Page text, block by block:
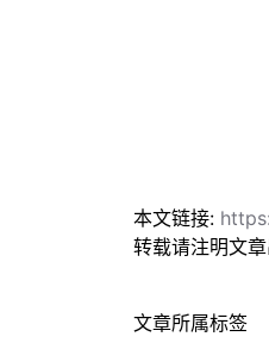
本文链接:
转载请注明文
文章所属标签